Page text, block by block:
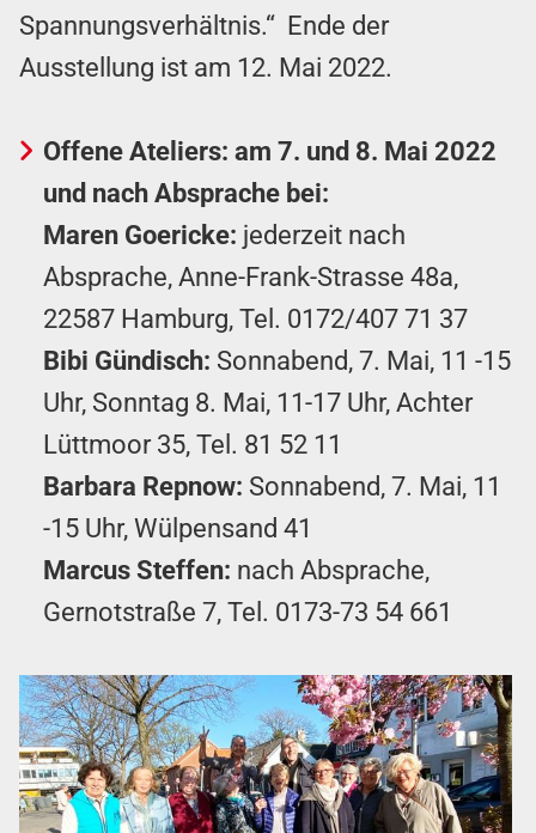
Spannungsverhältnis.“ Ende der
Ausstellung ist am 12. Mai 2022.
Offene Ateliers: am 7. und 8. Mai 2022
und nach Absprache bei:
Maren Goericke: jederzeit nach
Absprache, Anne-Frank-Strasse 48a,
22587 Hamburg, Tel. 0172/407 71 37
Bibi Gündisch: Sonnabend, 7. Mai, 11 -15
Uhr, Sonntag 8. Mai, 11-17 Uhr, Achter
Lüttmoor 35, Tel. 81 52 11
Barbara Repnow: Sonnabend, 7. Mai, 11
-15 Uhr, Wülpensand 41
Marcus Steffen: nach Absprache,
Gernotstraße 7, Tel. 0173-73 54 661